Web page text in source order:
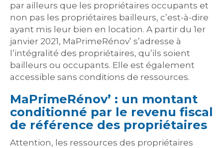
par ailleurs que les propriétaires occupants et
non pas les propriétaires bailleurs, c’est-à-dire
ayant mis leur bien en location. A partir du 1er
janvier 2021, MaPrimeRénov’ s’adresse à
l’intégralité des propriétaires, qu’ils soient
bailleurs ou occupants. Elle est également
accessible sans conditions de ressources.
MaPrimeRénov’ : un montant
conditionné par le revenu fiscal
de référence des propriétaires
Attention, les ressources des propriétaires